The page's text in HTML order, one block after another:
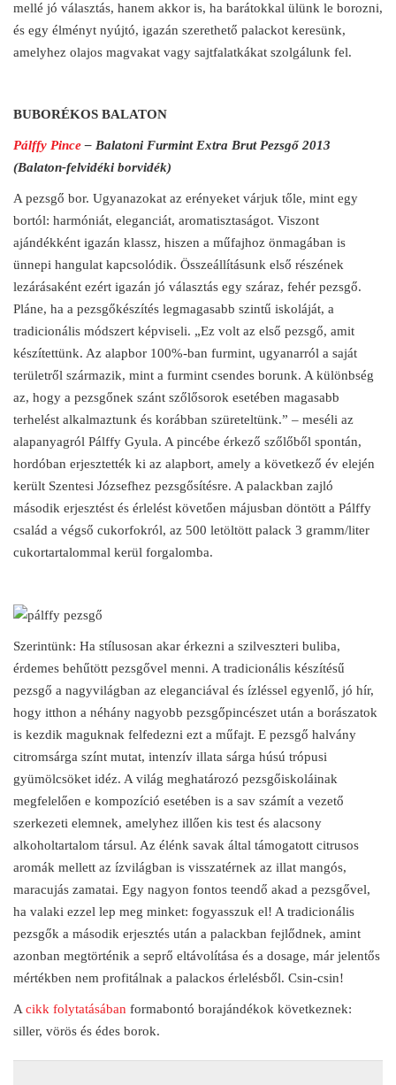
mellé jó választás, hanem akkor is, ha barátokkal ülünk le borozni,
és egy élményt nyújtó, igazán szerethető palackot keresünk,
amelyhez olajos magvakat vagy sajtfalatkákat szolgálunk fel.
BUBORÉKOS BALATON
Pálffy Pince– Balatoni Furmint Extra Brut Pezsgő 2013
(Balaton-felvidéki borvidék)
A pezsgő bor. Ugyanazokat az erényeket várjuk tőle, mint egy
bortól: harmóniát, eleganciát, aromatisztaságot. Viszont
ajándékként igazán klassz, hiszen a műfajhoz önmagában is
ünnepi hangulat kapcsolódik. Összeállításunk első részének
lezárásaként ezért igazán jó választás egy száraz, fehér pezsgő.
Pláne, ha a pezsgőkészítés legmagasabb szintű iskoláját, a
tradicionális módszert képviseli. „Ez volt az első pezsgő, amit
készítettünk. Az alapbor 100%-ban furmint, ugyanarról a saját
területről származik, mint a furmint csendes borunk. A különbség
az, hogy a pezsgőnek szánt szőlősorok esetében magasabb
terhelést alkalmaztunk és korábban szüreteltünk.” – meséli az
alapanyagról Pálffy Gyula. A pincébe érkező szőlőből spontán,
hordóban erjesztették ki az alapbort, amely a következő év elején
került Szentesi Józsefhez pezsgősítésre. A palackban zajló
második erjesztést és érlelést követően májusban döntött a Pálffy
család a végső cukorfokról, az 500 letöltött palack 3 gramm/liter
cukortartalommal kerül forgalomba.
Szerintünk: Ha stílusosan akar érkezni a szilveszteri buliba,
érdemes behűtött pezsgővel menni. A tradicionális készítésű
pezsgő a nagyvilágban az eleganciával és ízléssel egyenlő, jó hír,
hogy itthon a néhány nagyobb pezsgőpincészet után a borászatok
is kezdik maguknak felfedezni ezt a műfajt. E pezsgő halvány
citromsárga színt mutat, intenzív illata sárga húsú trópusi
gyümölcsöket idéz. A világ meghatározó pezsgőiskoláinak
megfelelően e kompozíció esetében is a sav számít a vezető
szerkezeti elemnek, amelyhez illően kis test és alacsony
alkoholtartalom társul. Az élénk savak által támogatott citrusos
aromák mellett az ízvilágban is visszatérnek az illat mangós,
maracujás zamatai. Egy nagyon fontos teendő akad a pezsgővel,
ha valaki ezzel lep meg minket: fogyasszuk el! A tradicionális
pezsgők a második erjesztés után a palackban fejlődnek, amint
azonban megtörténik a seprő eltávolítása és a dosage, már jelentős
mértékben nem profitálnak a palackos érlelésből. Csin-csin!
Acikk folytatásában formabontó borajándékok következnek:
siller, vörös és édes borok.